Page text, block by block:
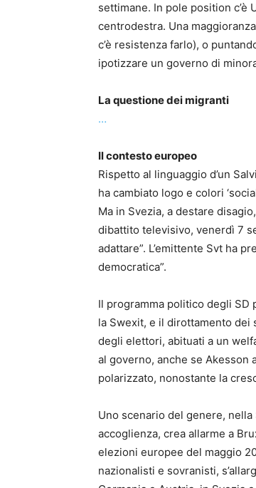
settimane. In pole position
centrodestra. Una
c’è resistenza farlo), o
ipotizzare un governo di
La questione dei migranti
…
Il contesto europeo
Rispetto al linguaggio d’un
ha cambiato logo e colori
Ma in Svezia, a destare
dibattito televisivo, venerdì 7
adattare”. L’emittente Svt ha
democratica”.
Il programma politico degli SD
la Swexit, e il dirottamento dei
degli elettori, abituati a un
al governo, anche se Akesson
polarizzato, nonostante la
Uno scenario del genere,
accoglienza, crea allarme a
elezioni europee del maggio
nazionalisti e sovranisti,